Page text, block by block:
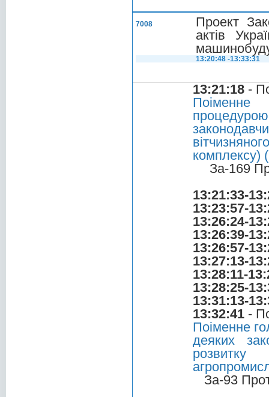
7008
Проект
актів
13:20:48 -13:33:31
13:21:18 -
Поіменне
За-169
13:21:33-
13:23:57-
13:26:24-
13:26:39-
13:26:57-
13:27:13-
13:28:11-
13:28:25-
13:31:13-
13:32:41 -
Поіменне
деяких
За-93